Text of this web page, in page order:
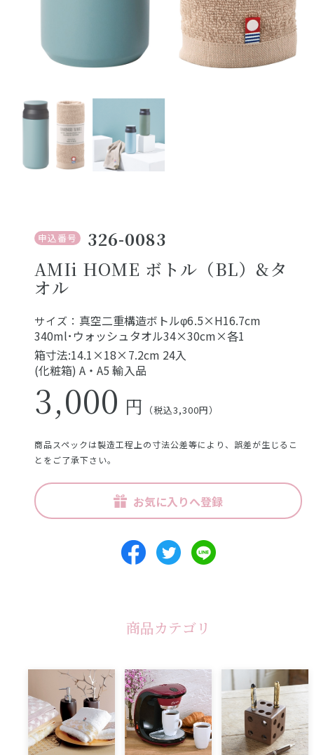
申込番号 326-0083
AMIi HOME ボトル（BL）&タ
オル
サイズ： 真空二重構造ボトルφ6.5×H16.7cm
340ml･ウォッシュタオル34×30cm×各1
箱寸法:14.1×18×7.2cm 24入
(化粧箱) A・A5 輸入品
3,000 円 （税込3,300円）
商品スペックは製造工程上の寸法公差等により、誤差が生じるこ
とをご了承下さい。
お気に入りへ登録
商品カテゴリ